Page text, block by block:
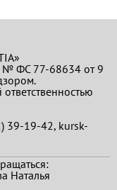
№ ФС 77-68634 от 9
39-19-42, kursk-
Наталья